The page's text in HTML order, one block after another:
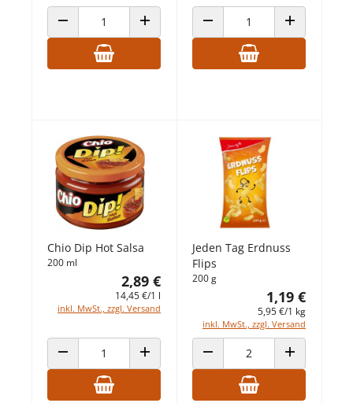
ANZAHL VERRINGERNANZAHL ERHÖHENANZAHL VERRINGERNANZAHL
Chio Dip Hot Salsa
200 ml
2,89 €
14,45 €/1 l
inkl. MwSt., zzgl. Versand
ANZAHL VERRINGERNANZAHL ERHÖHEN
Jeden Tag Erdnuss
Flips
200 g
1,19 €
5,95 €/1 kg
inkl. MwSt., zzgl. Versand
ANZAHL VERRINGERNANZAHL